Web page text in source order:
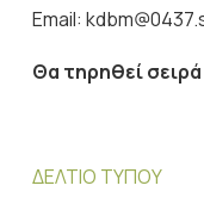
Email:
Θα τηρηθεί
ΔΕΛΤΙΟ ΤΥΠΟΥ